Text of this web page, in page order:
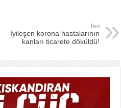
İleri
İyileşen korona hastalarının
kanları ticarete döküldü!